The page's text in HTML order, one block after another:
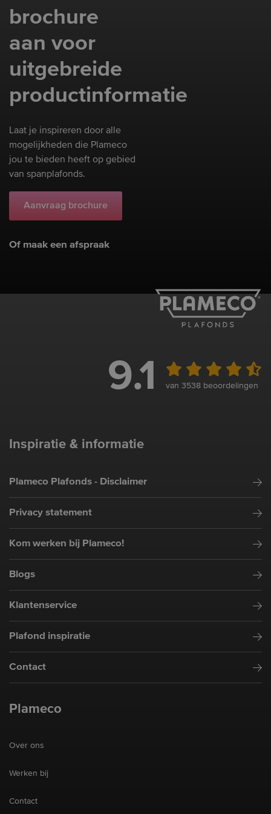
brochure
aan voor
uitgebreide
productinformatie
Laat je inspireren door alle
mogelijkheden die Plameco
jou te bieden heeft op gebied
van spanplafonds.
Aanvraag brochure
Of maak een afspraak
9.1 van 3538 beoordelingen
Inspiratie & informatie
Plameco Plafonds - Disclaimer
Privacy statement
Kom werken bij Plameco!
Blogs
Klantenservice
Plafond inspiratie
Contact
Plameco
Over ons
Werken bij
Contact